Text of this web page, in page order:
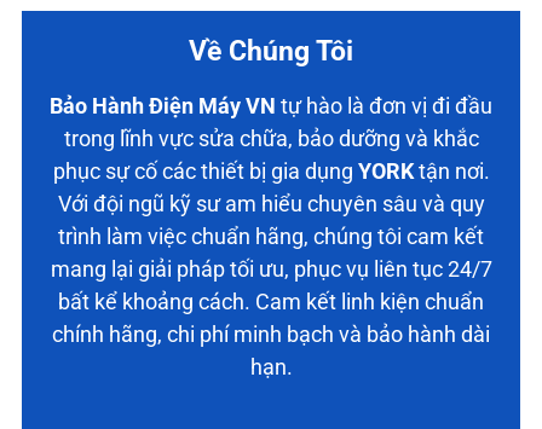
Về Chúng Tôi
Bảo Hành Điện Máy VN tự hào là đơn vị đi đầu
trong lĩnh vực sửa chữa, bảo dưỡng và khắc
phục sự cố các thiết bị gia dụng YORKtận nơi.
Với đội ngũ kỹ sư am hiểu chuyên sâu và quy
trình làm việc chuẩn hãng, chúng tôi cam kết
mang lại giải pháp tối ưu, phục vụ liên tục 24/7
bất kể khoảng cách. Cam kết linh kiện chuẩn
chính hãng, chi phí minh bạch và bảo hành dài
hạn.